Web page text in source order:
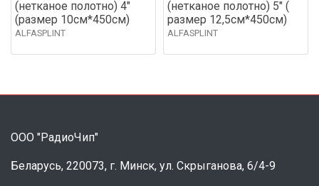
(нетканое полотно) 4"
(размер 10см*450см)
ALFASPLINT
(нетканое полотно) 5" (
размер 12,5см*450см)
ALFASPLINT
ООО "РадиоЧип"
Беларусь, 220073, г. Минск, ул. Скрыганова, 6/4-9